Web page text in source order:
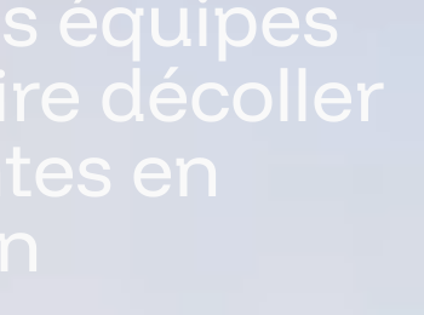
décoller
en